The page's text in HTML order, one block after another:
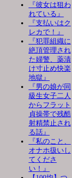
『彼女は狙わ
れている』
『支払いはク
レカで！』
『犯罪組織に
絶頂管理され
た婦警、薬漬
け寸止め快楽
地獄』
『男の娘が同
級生女子二人
からフラット
貞操帯で残酷
射精禁止され
る話』
『私のこと、
オナホ扱いし
てくださ
い！』